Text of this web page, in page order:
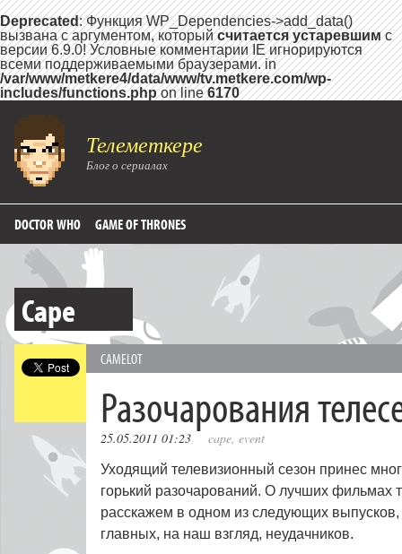
Deprecated: Функция WP_Dependencies->add_data()
вызвана с аргументом, которыйсчитается устаревшимс
версии 6.9.0! Условные комментарии IE игнорируются
всеми поддерживаемыми браузерами. in
/var/www/metkere4/data/www/tv.metkere.com/wp-
includes/functions.phpon line6170
Телеметкере
Блог о сериалах
DOCTOR WHO GAME OF THRONES
Cape
CAMELOT
Разочарования
25.05.2011 01:23 cape, event
Уходящий телевизионный сезон принес
горький разочарований. О лучших фильмах
расскажем в одном из следующих
главных, на наш взгляд, неудачников.